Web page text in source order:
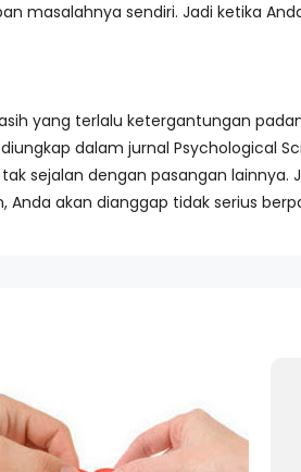
masalahnya sendiri. Jadi ketika
yang terlalu ketergantungan
dalam jurnal Psychological
sejalan dengan pasangan lainnya.
akan dianggap tidak serius